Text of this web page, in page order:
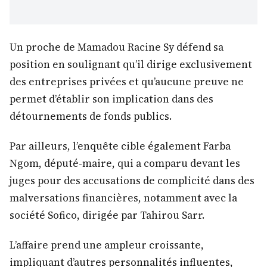
Un proche de Mamadou Racine Sy défend sa
position en soulignant qu’il dirige exclusivement
des entreprises privées et qu’aucune preuve ne
permet d’établir son implication dans des
détournements de fonds publics.
Par ailleurs, l’enquête cible également Farba
Ngom, député-maire, qui a comparu devant les
juges pour des accusations de complicité dans des
malversations financières, notamment avec la
société Sofico, dirigée par Tahirou Sarr.
L’affaire prend une ampleur croissante,
impliquant d’autres personnalités influentes,